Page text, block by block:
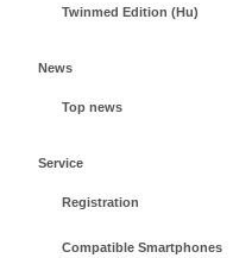
Twinmed Edition (Hu)
News
Top news
Service
Registration
Compatible Smartphones